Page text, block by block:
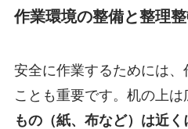
作業環境の整備と整理
安全に作業するためには
ことも重要です。机の上は
もの（紙、布など）は近